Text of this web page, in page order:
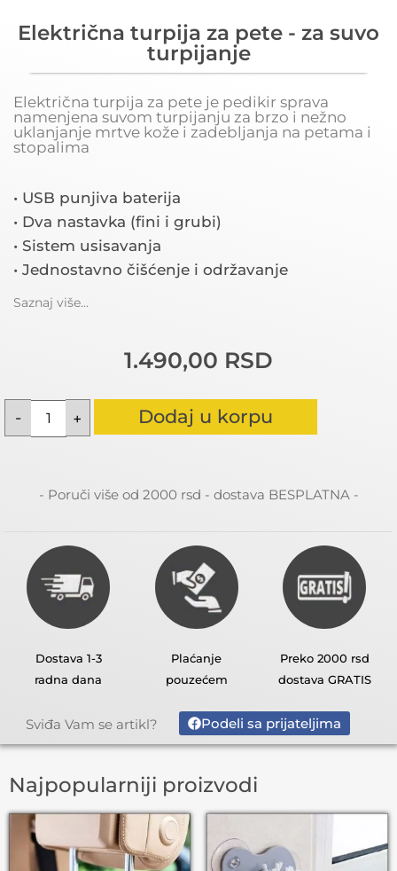
Električna turpija za pete - za suvo
turpijanje
Električna turpija za pete je pedikir sprava
namenjena suvom turpijanju za brzo i nežno
uklanjanje mrtve kože i zadebljanja na petama i
stopalima
• USB punjiva baterija
• Dva nastavka (fini i grubi)
• Sistem usisavanja
• Jednostavno čišćenje i održavanje
Saznaj više...
1.490,00 RSD
Dodaj u korpu
- Poruči više od 2000 rsd - dostava BESPLATNA -
Dostava 1-3
radna dana
Plaćanje
pouzećem
Preko 2000 rsd
dostava GRATIS
Sviđa Vam se artikl? Podeli sa prijateljima
Najpopularniji proizvodi